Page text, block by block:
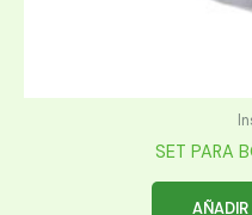
SET PARA